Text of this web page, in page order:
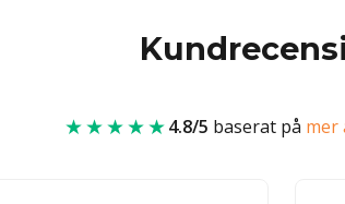
★★★★★4.8/5 baserat på mer